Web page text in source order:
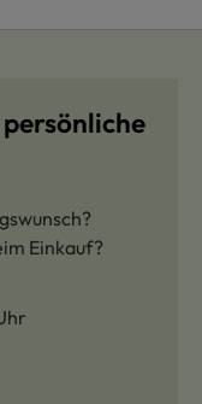
Einkauf?